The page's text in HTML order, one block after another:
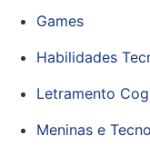
Games
Habilidades
Letramento
Meninas e